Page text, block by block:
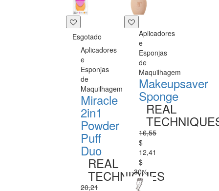
Esgotado
Aplicadores
e
Esponjas
de
Maquilhagem
Miracle
2in1
Powder
Puff
Duo
REAL
TECHNIQUES
20,21
Aplicadores
e
Esponjas
de
Maquilhagem
Makeupsaver
Sponge
REAL
16,55
$
12,41
$
-30%